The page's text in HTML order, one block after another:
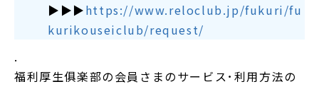
▶▶▶https://www.reloclub.jp/fukuri/fu
kurikouseiclub/request/
.
福利厚生俱楽部の会員さまのサービス･利用方法の